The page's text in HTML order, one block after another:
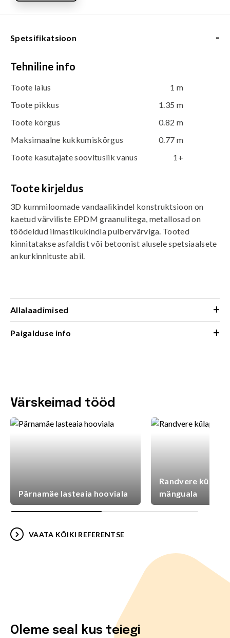
Spetsifikatsioon -
Tehniline info
Toote laius
1 m
Toote pikkus
1.35 m
Toote kõrgus
0.82 m
Maksimaalne kukkumiskõrgus
0.77 m
Toote kasutajate soovituslik vanus
1+
Toote kirjeldus
3D kummiloomade vandaalikindel konstruktsioon on
kaetud värviliste EPDM graanulitega, metallosad on
töödeldud ilmastikukindla pulbervärviga. Tooted
kinnitatakse asfaldist või betoonist alusele spetsiaalsete
ankurkinnituste abil.
Allalaadimised +
Paigalduse info +
Värskeimad tööd
Pärnamäe lasteaia hooviala
Randvere
mänguala
VAATA KÕIKI REFERENTSE
Oleme seal kus teiegi